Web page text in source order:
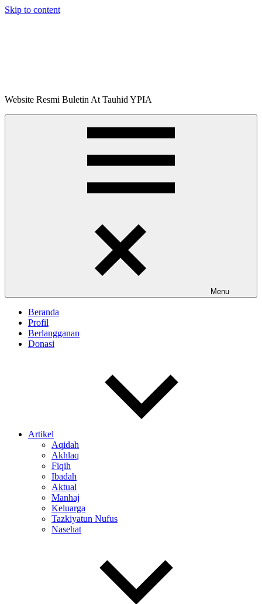
Skip to content
Buletin
Website Resmi Buletin At Tauhid YPIA
Menu
Beranda
Profil
Berlangganan
Donasi
Artikel
Aqidah
Akhlaq
Fiqih
Ibadah
Aktual
Manhaj
Keluarga
Tazkiyatun Nufus
Nasehat